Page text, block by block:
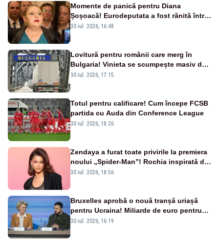
Momente de panică pentru Diana
Șoșoacă! Eurodeputata a fost rănită într-
un accident rutier
30 iul. 2026, 16:48
Lovitură pentru românii care merg în
Bulgaria! Vinieta se scumpește masiv de
la 1 august
30 iul. 2026, 17:15
Totul pentru calificare! Cum începe FCSB
partida cu Auda din Conference League
30 iul. 2026, 18:26
Zendaya a furat toate privirile la premiera
noului „Spider-Man”! Rochia inspirată de
pânza de păianjen a făcut senzație
30 iul. 2026, 18:56
Bruxelles aprobă o nouă tranșă uriașă
pentru Ucraina! Miliarde de euro pentru
armament și apărare
30 iul. 2026, 16:19